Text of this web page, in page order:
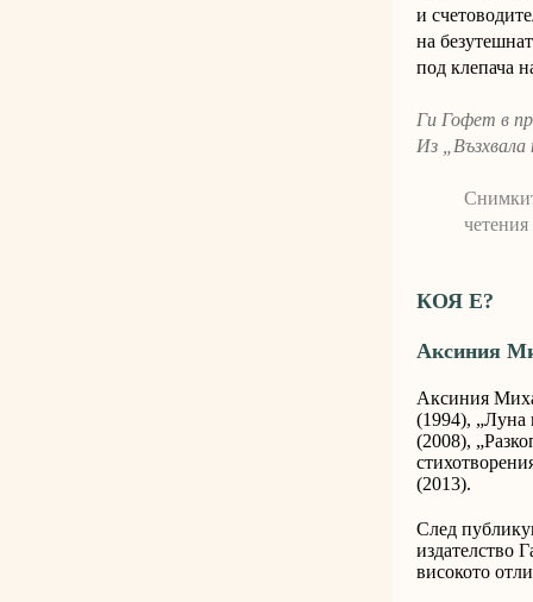
и
на
под клепача
Ги Гофет в
Из
четения
КОЯ Е?
Аксиния
Аксиния
(1994), „Луна
(2008),
(2013).
След
издателство
високото